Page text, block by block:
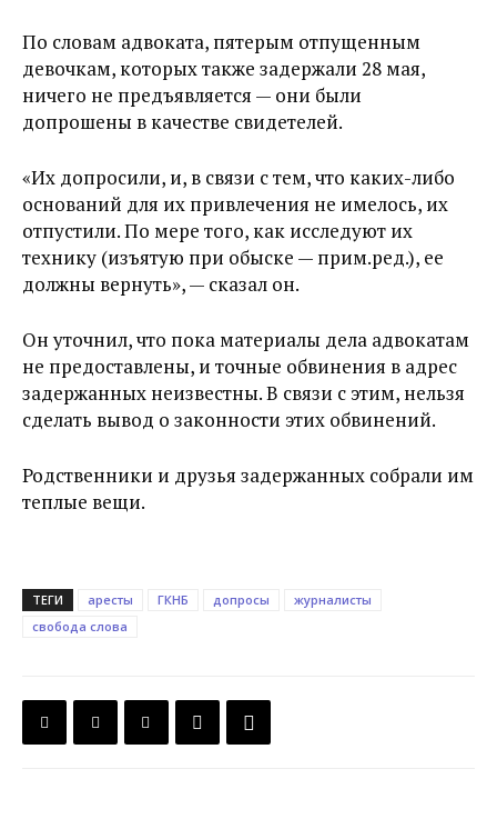
По словам адвоката, пятерым отпущенным
девочкам, которых также задержали 28 мая,
ничего не предъявляется — они были
допрошены в качестве свидетелей.
«Их допросили, и, в связи с тем, что каких-либо
оснований для их привлечения не имелось, их
отпустили. По мере того, как исследуют их
технику (изъятую при обыске — прим.ред.), ее
должны вернуть», — сказал он.
Он уточнил, что пока материалы дела адвокатам
не предоставлены, и точные обвинения в адрес
задержанных неизвестны. В связи с этим, нельзя
сделать вывод о законности этих обвинений.
Родственники и друзья задержанных собрали им
теплые вещи.
ТЕГИ аресты ГКНБ допросы
журналисты
свобода слова